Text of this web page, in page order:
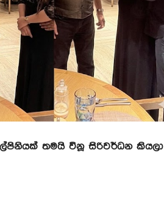
තමයි විනූ සිරිවර්ධන කියලා